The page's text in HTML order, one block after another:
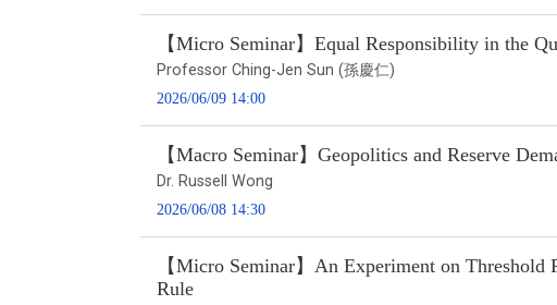
【Micro Seminar】Equal Responsibility in the
Professor Ching-Jen Sun (孫慶仁)
2026/06/09 14:00
【Macro Seminar】Geopolitics and Reserve
Dr. Russell Wong
2026/06/08 14:30
【Micro Seminar】An Experiment on
Rule